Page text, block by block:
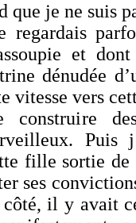
que je ne suis
regardais
et
dénudée
vitesse vers
Puis
fille sortie
ses
côté, il y avait